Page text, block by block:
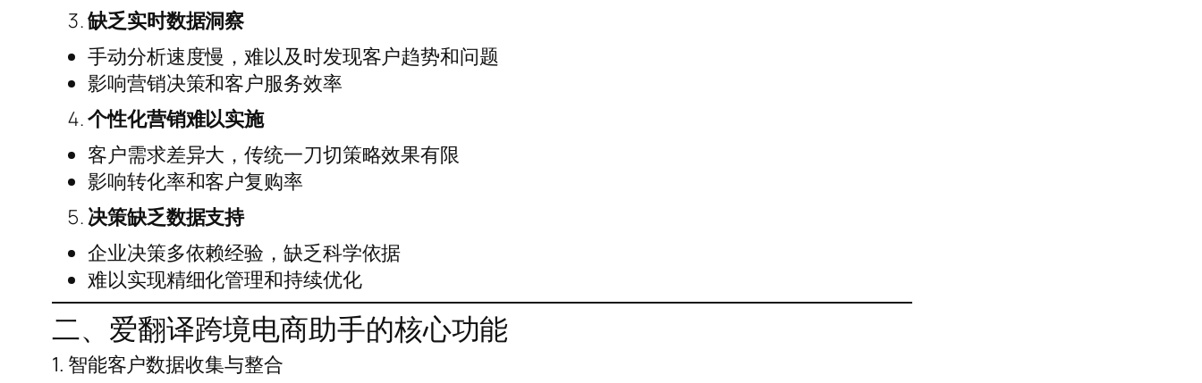
缺乏实时数据洞察
手动分析速度慢，难以及时发现客户趋势和问题
影响营销决策和客户服务效率
个性化营销难以实施
客户需求差异大，传统一刀切策略效果有限
影响转化率和客户复购率
决策缺乏数据支持
企业决策多依赖经验，缺乏科学依据
难以实现精细化管理和持续优化
二、爱翻译跨境电商助手的核心功能
1. 智能客户数据收集与整合